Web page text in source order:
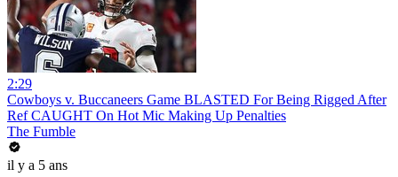
2:29
Cowboys v. Buccaneers Game BLASTED For Being Rigged After
Ref CAUGHT On Hot Mic Making Up Penalties
The Fumble
il y a 5 ans